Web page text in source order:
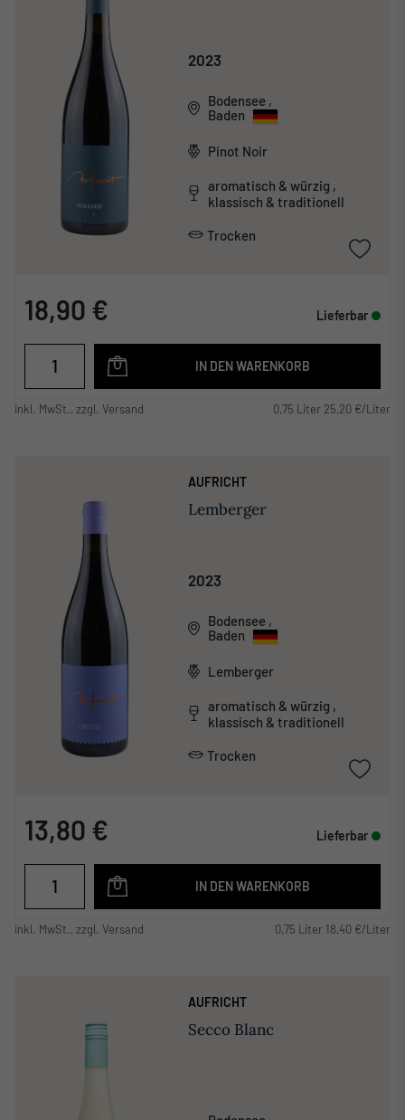
2023
Bodensee ,
Baden
Pinot Noir
aromatisch & würzig ,
klassisch & traditionell
Trocken
18,90 € Lieferbar
IN DEN WARENKORB
inkl. MwSt., zzgl. Versand 0,75 Liter 25,20 €/Liter
AUFRICHT
Lemberger
2023
Bodensee ,
Baden
Lemberger
aromatisch & würzig ,
klassisch & traditionell
Trocken
13,80 € Lieferbar
IN DEN WARENKORB
inkl. MwSt., zzgl. Versand 0,75 Liter 18,40 €/Liter
AUFRICHT
Secco Blanc